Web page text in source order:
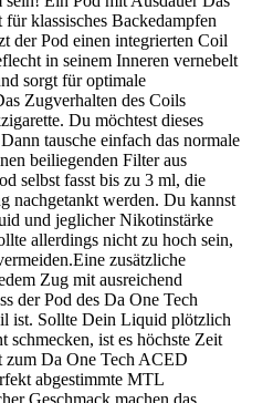
klassisches Backedampfen
der Pod einen integrierten Coil
in seinem Inneren vernebelt
sorgt für optimale
Zugverhalten des Coils
Du möchtest dieses
tausche einfach das normale
beiliegenden Filter aus
selbst fasst bis zu 3 ml, die
nachgetankt werden. Du kannst
und jeglicher Nikotinstärke
allerdings nicht zu hoch sein,
zusätzliche
Zug mit ausreichend
der Pod des Da One Tech
ist. Sollte Dein Liquid plötzlich
schmecken, ist es höchste Zeit
zum Da One Tech ACED
abgestimmte MTL
Geschmack machen das